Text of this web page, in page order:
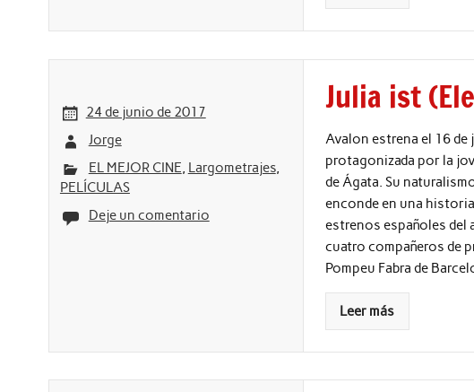
24 de junio de 2017
Jorge
EL MEJOR CINE, Largometrajes,
PELÍCULAS
Deje un comentario
Julia ist
Avalon estrena el 16
protagonizada por la
de Ágata. Su
enconde en una
estrenos españoles del
cuatro compañeros de
Pompeu Fabra de
Leer más